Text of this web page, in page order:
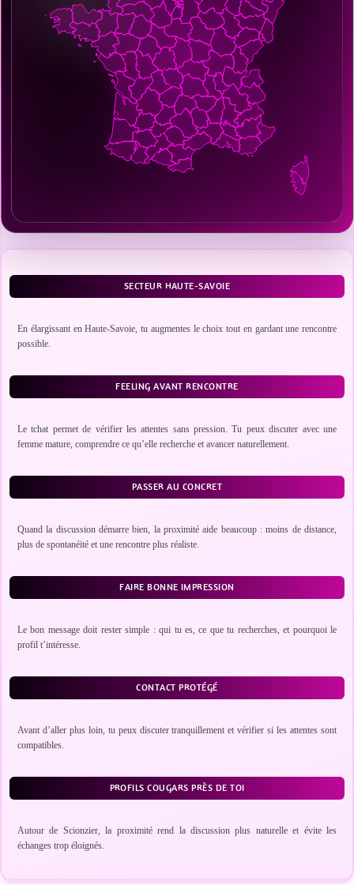
SECTEUR HAUTE-SAVOIE
En élargissant en Haute-Savoie, tu augmentes le choix tout en gardant une rencontre
possible.
FEELING AVANT RENCONTRE
Le tchat permet de vérifier les attentes sans pression. Tu peux discuter avec une
femme mature, comprendre ce qu’elle recherche et avancer naturellement.
PASSER AU CONCRET
Quand la discussion démarre bien, la proximité aide beaucoup : moins de distance,
plus de spontanéité et une rencontre plus réaliste.
FAIRE BONNE IMPRESSION
Le bon message doit rester simple : qui tu es, ce que tu recherches, et pourquoi le
profil t’intéresse.
CONTACT PROTÉGÉ
Avant d’aller plus loin, tu peux discuter tranquillement et vérifier si les attentes sont
compatibles.
PROFILS COUGARS PRÈS DE TOI
Autour de Scionzier, la proximité rend la discussion plus naturelle et évite les
échanges trop éloignés.